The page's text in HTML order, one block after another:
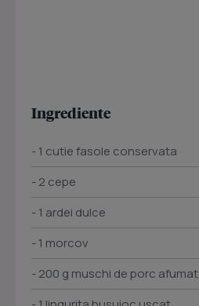
Ingrediente
- 1 cutie fasole conservata
- 2 cepe
- 1 ardei dulce
- 1 morcov
- 200 g muschi de porc afumat